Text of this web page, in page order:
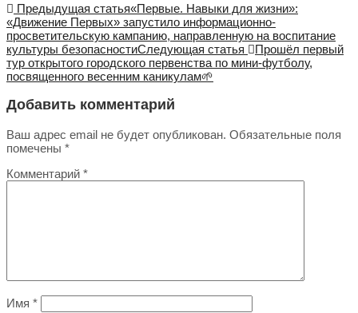
Предыдущая статья«Первые. Навыки для жизни»:
«Движение Первых» запустило информационно-
просветительскую кампанию, направленную на воспитание
культуры безопасностиСледующая статья
Прошёл первый
тур открытого городского первенства по мини-футболу,
посвященного весенним каникулам🌱
Добавить комментарий
Ваш адрес email не будет опубликован. Обязательные поля
помечены *
Комментарий *
Имя *